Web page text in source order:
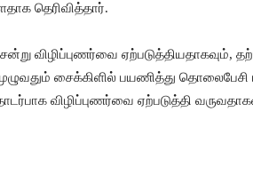
தெரிவித்தார்.
விழிப்புணர்வை ஏற்படுத்தியதாகவும்,
சைக்கிளில் பயணித்து தொலைபேசி
விழிப்புணர்வை ஏற்படுத்தி